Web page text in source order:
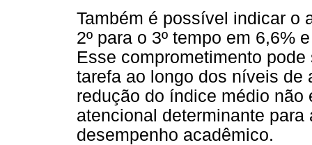
Também é possível indicar o
2º para o 3º tempo em 6,6%
Esse comprometimento
tarefa ao longo dos níveis de
redução do índice médio
atencional determinante
desempenho acadêmico.